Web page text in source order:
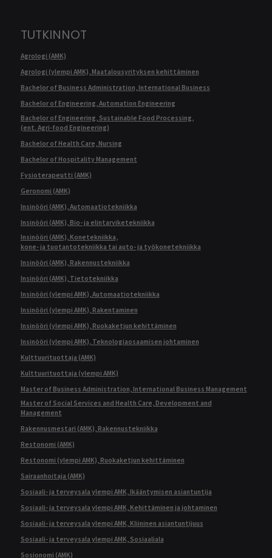
TUTKINNOT
Agrologi (AMK)
Agrologi (ylempi AMK), Maatalousyrityksen kehittäminen
Bachelor of Business Administration, International Business
Bachelor of Engineering, Automation Engineering
Bachelor of Engineering, Sustainable Food Processing,
(ent. Agri-food Engineering)
Bachelor of Health Care, Nursing
Bachelor of Hospitality Management
Fysioterapeutti (AMK)
Geronomi (AMK)
Insinööri (AMK), Automaatiotekniikka
Insinööri (AMK), Bio- ja elintarviketekniikka
Insinööri (AMK), Konetekniikka,
kone- ja tuotantotekniikka tai auto- ja työkonetekniikka
Insinööri (AMK), Rakennustekniikka
Insinööri (AMK), Tietotekniikka
Insinööri (ylempi AMK), Automaatiotekniikka
Insinööri (ylempi AMK), Rakentaminen
Insinööri (ylempi AMK), Ruokaketjun kehittäminen
Insinööri (ylempi AMK), Teknologiaosaamisen johtaminen
Kulttuurituottaja (AMK)
Kulttuurituottaja (ylempi AMK)
Master of Business Administration, International Business Management
Master of Social Services and Health Care, Development and
Management
Rakennusmestari (AMK), Rakennustekniikka
Restonomi (AMK)
Restonomi (ylempi AMK), Ruokaketjun kehittäminen
Sairaanhoitaja (AMK)
Sosiaali- ja terveysala ylempi AMK, Ikääntymisen asiantuntija
Sosiaali- ja terveysala ylempi AMK, Kehittäminen ja johtaminen
Sosiaali- ja terveysala ylempi AMK, Kliininen asiantuntijuus
Sosiaali- ja terveysala ylempi AMK, Sosiaaliala
Sosionomi (AMK)